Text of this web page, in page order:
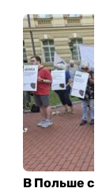
В Польше